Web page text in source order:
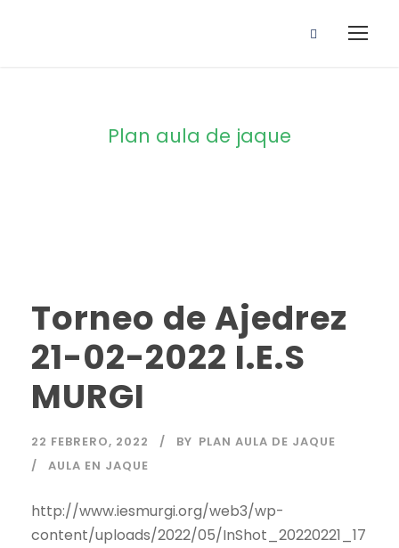
Plan aula de jaque
Torneo de Ajedrez
21-02-2022 I.E.S
MURGI
22 FEBRERO, 2022 BY PLAN AULA DE JAQUE
AULA EN JAQUE
http://www.iesmurgi.org/web3/wp-
content/uploads/2022/05/InShot_20220221_17